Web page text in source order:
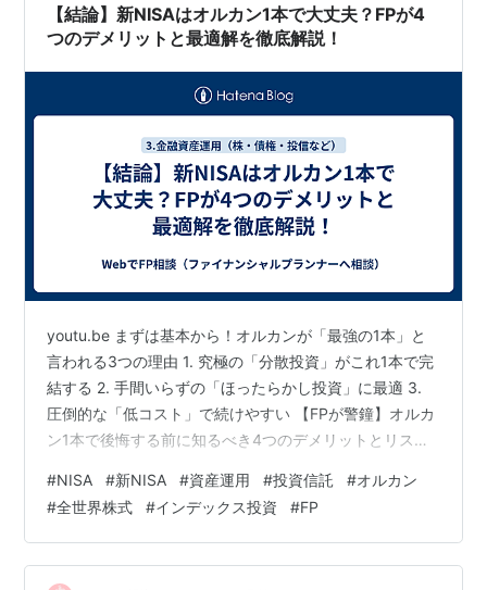
ラ…
【結論】新NISAはオルカン1本で大丈夫？FPが4
つのデメリットと最適解を徹底解説！
youtu.be まずは基本から！オルカンが「最強の1本」と
言われる3つの理由 1. 究極の「分散投資」がこれ1本で完
結する 2. 手間いらずの「ほったらかし投資」に最適 3.
圧倒的な「低コスト」で続けやすい 【FPが警鐘】オルカ
ン1本で後悔する前に知るべき4つのデメリットとリスク
近い 2. 「円高」局面では資産が目減りする「為替リス
ク」 3. あくまで「平均点」。大きなリターンは期待しに
くい 4. 株式100%。暴落時の「クッション」がない 【投
資哲学で選ぶ】オルカン vs S&P500 どっちがいいの？
#NISA #新NISA #資産運用 #投資信託 #オルカン
#全世界株式 #インデックス投資 #FP